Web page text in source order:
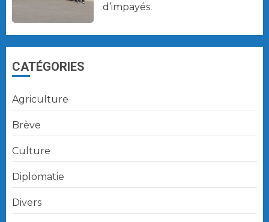
d’impayés.
CATÉGORIES
Agriculture
Brève
Culture
Diplomatie
Divers